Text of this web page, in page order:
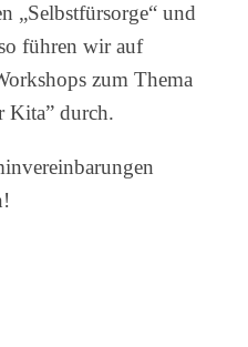
„Selbstfürsorge“ und
führen wir auf
zum Thema
Kita” durch.